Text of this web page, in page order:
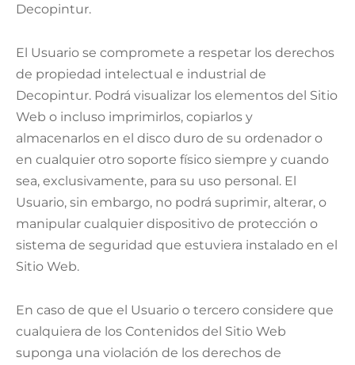
Decopintur.
El Usuario se compromete a respetar los derechos
de propiedad intelectual e industrial de
Decopintur. Podrá visualizar los elementos del Sitio
Web o incluso imprimirlos, copiarlos y
almacenarlos en el disco duro de su ordenador o
en cualquier otro soporte físico siempre y cuando
sea, exclusivamente, para su uso personal. El
Usuario, sin embargo, no podrá suprimir, alterar, o
manipular cualquier dispositivo de protección o
sistema de seguridad que estuviera instalado en el
Sitio Web.
En caso de que el Usuario o tercero considere que
cualquiera de los Contenidos del Sitio Web
suponga una violación de los derechos de